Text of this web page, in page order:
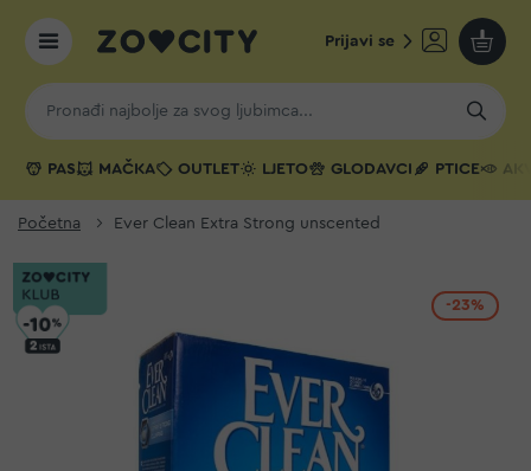
Prijavi se
Moja
PAS MAČKA OUTLET LJETO GLODAVCI PTICE
Početna Ever Clean Extra Strong unscented
-23%